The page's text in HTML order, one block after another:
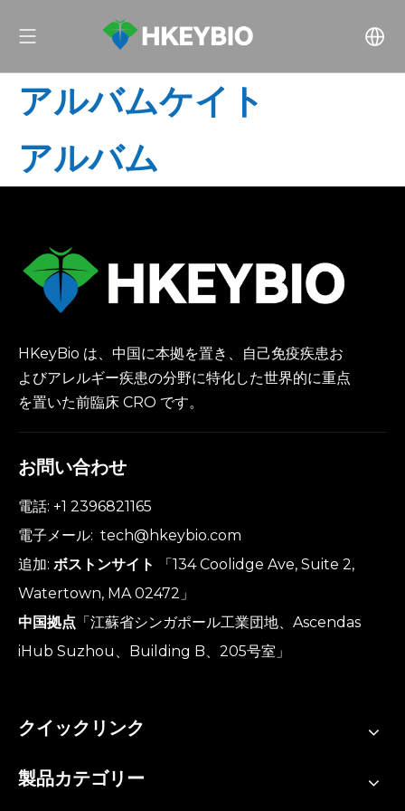
アルバムケイト
アルバム
HKeyBio は、中国に本拠を置き、自己免疫疾患お
よびアレルギー疾患の分野に特化した世界的に重点
を置いた前臨床 CRO です。
お問い合わせ
電話: +1 2396821165
電子メール: tech@hkeybio.com
追加: ボストンサイト
「134 Coolidge Ave, Suite 2,
Watertown, MA 02472」
中国拠点 「江蘇省シンガポール工業団地、Ascendas
iHub Suzhou、Building B、205号室」
クイックリンク
製品カテゴリー